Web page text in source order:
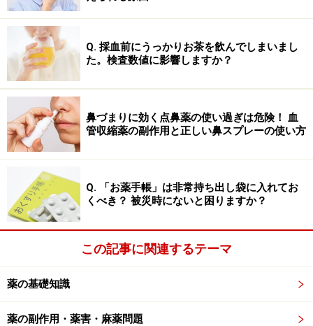
湿布薬でも用法用量はきちんと守ってください。なお、
貼った後に不調を感じたときは、すぐに剥がせば、効果
を弱めることもできます。決められた枚数内で貼った場
合でも、自分には効果が強すぎると感じたら、適宜調整
できることも覚えておくとよいでしょう。
※記事内容は執筆時点のものです。最新の内容をご確認くださ
い。
断・治療行為ではありません。診断・治療を必要とする方は、適
切な医療機関での受診をおすすめいたします。記事内容は執筆者
個人の見解によるものであり、全ての方への有効性を保証するも
のではありません。当サイトで提供する情報に基づいて被ったい
かなる損害についても、当社、各ガイド、その他当社と契約した
情報提供者は一切の責任を負いかねます。
Q. 採血前にうっかりお茶を飲んでしまいまし
た。検査数値に影響しますか？
鼻づまりに効く点鼻薬の使い過ぎは危険！ 血
管収縮薬の副作用と正しい鼻スプレーの使い方
Q. 「お薬手帳」は非常持ち出し袋に入れてお
くべき？ 被災時にないと困りますか？
この記事に関連するテーマ
薬の基礎知識
薬の副作用・薬害・麻薬問題